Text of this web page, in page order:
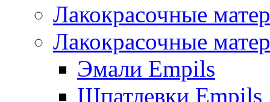
Лакокрасочные
Лакокрасочные
Эмали Empils
Шпатлевки Empils